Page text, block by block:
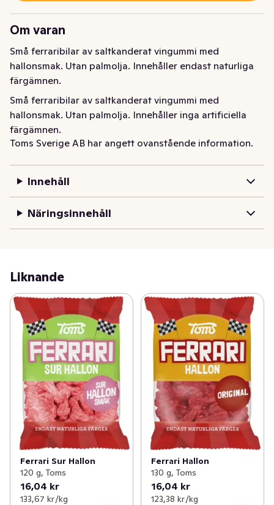
Om varan
Små ferraribilar av saltkanderat vingummi med
hallonsmak. Utan palmolja. Innehåller endast naturliga
färgämnen.
Små ferraribilar av saltkanderat vingummi med
hallonsmak. Utan palmolja. Innehåller inga artificiella
färgämnen.
Toms Sverige AB har angett ovanstående information.
Innehåll
Näringsinnehåll
Liknande
Ferrari Sur Hallon
120 g, Toms
16,04 kr
133,67 kr /kg
Ferrari Hallon
130 g, Toms
16,04 kr
123,38 kr /kg